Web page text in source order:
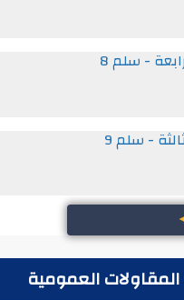
- سلم 8
- سلم 9
العمومية